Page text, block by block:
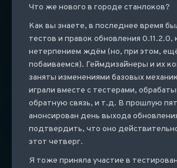
Что же нового в городе станлоков?
Как вы знаете, в последнее время
тестов и правок обновления 0.11.2.0,
нетерпением ждём (но, при этом,
побаиваемся). Геймдизайнеры и их
заняты изменениями базовых
играли вместе с тестерами,
обратную связь, и т.д. В прошлую
анонсирован день выхода
подтвердить, что оно
этот четверг.
Я тоже приняла участие в